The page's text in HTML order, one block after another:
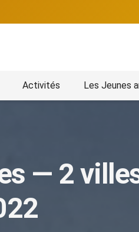
Activités Les Jeunes
— 2